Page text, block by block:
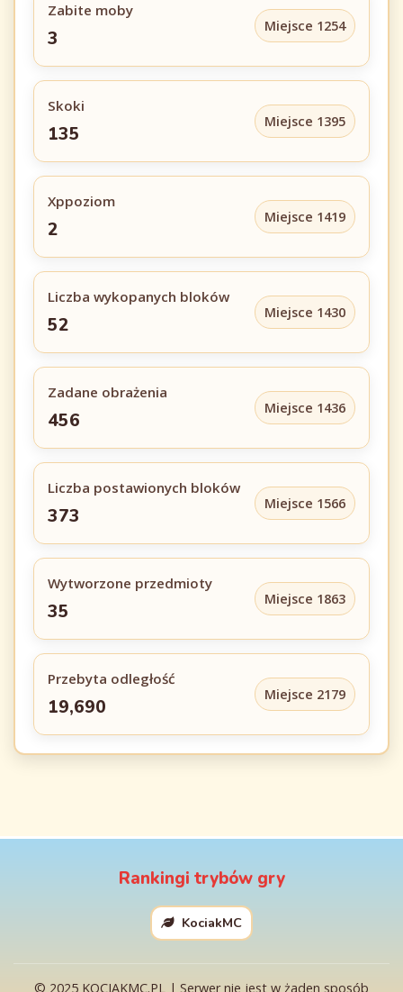
Zabite moby
3
Miejsce 1254
Skoki
135
Miejsce 1395
Xppoziom
2
Miejsce 1419
Liczba wykopanych bloków
52
Miejsce 1430
Zadane obrażenia
456
Miejsce 1436
Liczba postawionych bloków
373
Miejsce 1566
Wytworzone przedmioty
35
Miejsce 1863
Przebyta odległość
19,690
Miejsce 2179
Rankingi trybów gry
KociakMC
© 2025 KOCIAKMC.PL | Serwer nie jest w żaden sposób